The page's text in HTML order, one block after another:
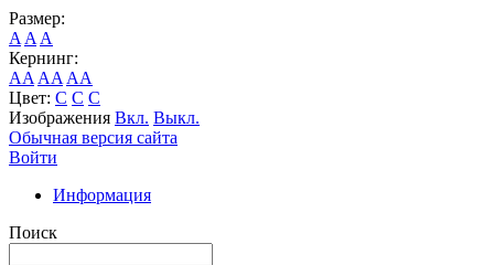
Размер:
A A A
Кернинг:
AA AA AA
Цвет: C C C
Изображения Вкл. Выкл.
Обычная версия сайта
Войти
Информация
Поиск